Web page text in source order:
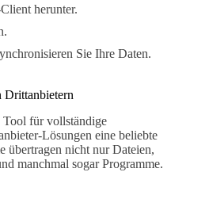
herunter.
Sie Ihre Daten.
Drittanbietern
Tool für vollständige
Lösungen eine beliebte
übertragen nicht nur Dateien,
manchmal sogar Programme.